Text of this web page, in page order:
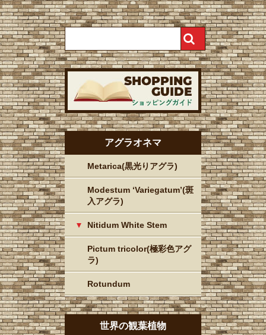
アグラオネマ
Metarica(黒光りアグラ)
Modestum ‘Variegatum’(斑
入アグラ)
Nitidum White Stem
Pictum tricolor(極彩色アグ
ラ)
Rotundum
世界の観葉植物